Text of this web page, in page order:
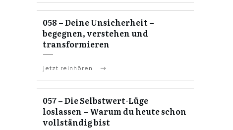
058 – Deine Unsicherheit –
begegnen, verstehen und
transformieren
Jetzt reinhören
057 – Die Selbstwert-Lüge
loslassen – Warum du heute schon
vollständig bist